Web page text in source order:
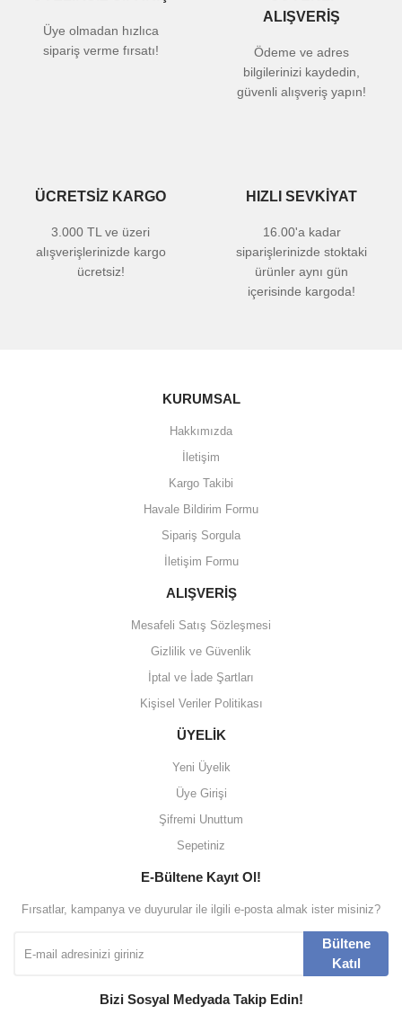
Üye olmadan hızlıca
sipariş verme fırsatı!
ALIŞVERİŞ
Ödeme ve adres
bilgilerinizi kaydedin,
güvenli alışveriş yapın!
ÜCRETSİZ KARGO
3.000 TL ve üzeri
alışverişlerinizde kargo
ücretsiz!
HIZLI SEVKİYAT
16.00'a kadar
siparişlerinizde stoktaki
ürünler aynı gün
içerisinde kargoda!
KURUMSAL
Hakkımızda
İletişim
Kargo Takibi
Havale Bildirim Formu
Sipariş Sorgula
İletişim Formu
ALIŞVERİŞ
Mesafeli Satış Sözleşmesi
Gizlilik ve Güvenlik
İptal ve İade Şartları
Kişisel Veriler Politikası
ÜYELİK
Yeni Üyelik
Üye Girişi
Şifremi Unuttum
Sepetiniz
E-Bültene Kayıt Ol!
Fırsatlar, kampanya ve duyurular ile ilgili e-posta almak ister misiniz?
Bültene
Katıl
Bizi Sosyal Medyada Takip Edin!